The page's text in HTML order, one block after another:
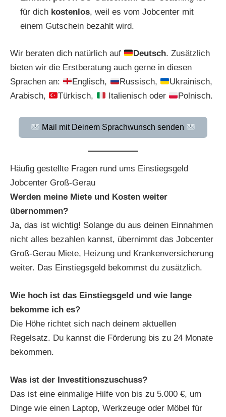
für dich kostenlos, weil es vom Jobcenter mit
einem Gutschein bezahlt wird.
Wir beraten dich natürlich auf Deutsch. Zusätzlich
bieten wir die Erstberatung auch gerne in diesen
Sprachen an:
Englisch, Russisch,
Ukrainisch,
Arabisch,
Türkisch, Italienisch oder Polnisch.
Mail mit Deinem Sprachwunsch senden
Häufig gestellte Fragen rund ums Einstiegsgeld
Jobcenter Groß-Gerau
Werden meine Miete und Kosten weiter
übernommen?
Ja, das ist wichtig! Solange du aus deinen Einnahmen
nicht alles bezahlen kannst, übernimmt das Jobcenter
Groß-Gerau Miete, Heizung und Krankenversicherung
weiter. Das Einstiegsgeld bekommst du zusätzlich.
Wie hoch ist das Einstiegsgeld und wie lange
bekomme ich es?
Die Höhe richtet sich nach deinem aktuellen
Regelsatz. Du kannst die Förderung bis zu 24 Monate
bekommen.
Was ist der Investitionszuschuss?
Das ist eine einmalige Hilfe von bis zu 5.000 €, um
Dinge wie einen Laptop, Werkzeuge oder Möbel für